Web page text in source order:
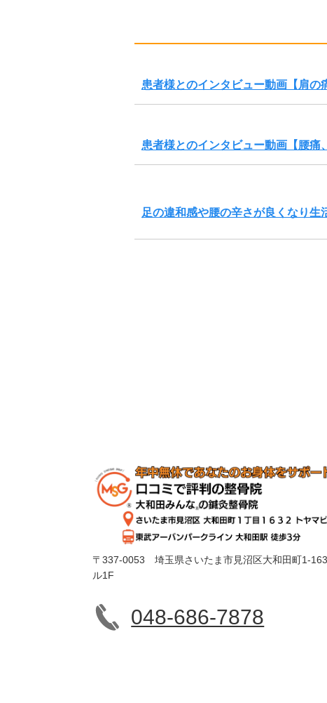
患者様とのインタビュー動画【肩の
患者様とのインタビュー動画【腰痛
足の違和感や腰の辛さが良くなり生
〒337-0053 埼玉県さいたま市見沼区大和田町1-
ル1F
048-686-7878